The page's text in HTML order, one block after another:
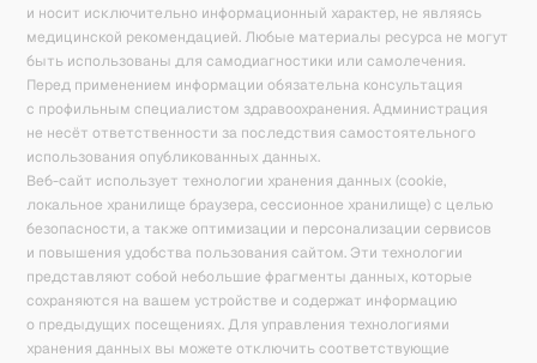
и носит исключительно информационный характер, не являясь
медицинской рекомендацией. Любые материалы ресурса не могут
быть использованы для самодиагностики или самолечения.
Перед применением информации обязательна консультация
с профильным специалистом здравоохранения. Администрация
не несёт ответственности за последствия самостоятельного
использования опубликованных данных.
Веб-сайт использует технологии хранения данных (cookie,
локальное хранилище браузера, сессионное хранилище) с целью
безопасности, а также оптимизации и персонализации сервисов
и повышения удобства пользования сайтом. Эти технологии
представляют собой небольшие фрагменты данных, которые
сохраняются на вашем устройстве и содержат информацию
о предыдущих посещениях. Для управления технологиями
хранения данных вы можете отключить соответствующие